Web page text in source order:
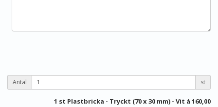
Antal st
1 st Plastbricka - Tryckt (70 x 30 mm) - Vit á 160,00